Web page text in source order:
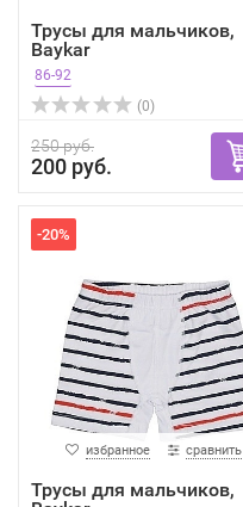
Трусы для мальчиков,
Baykar
86-92
(0)
250 руб.
200 руб.
-20%
избранное сравнить
Трусы для мальчиков,